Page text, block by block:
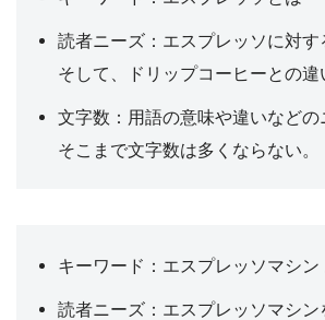
読者ニーズ：エスプレッソに対す
そして、ドリップコーヒーとの違
文字数：用語の意味や違いなどの
そこまで文字数は多くならない。
キーワード：エスプレッソマシン
読者ニーズ：エスプレッソマシ